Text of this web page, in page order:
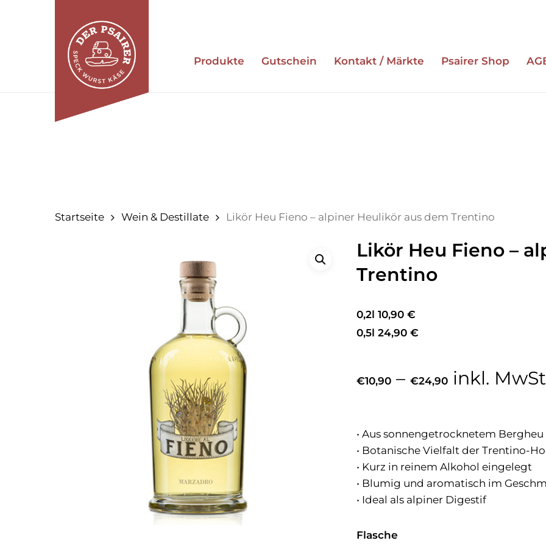
Zum Suchen Eingabetaste drücken oder ESC zum Schließen
Produkte Gutschein Kontakt / Märkte Psairer Shop
Startseite Wein & Destillate Likör Heu Fieno – alpiner Heulikör aus dem Trentino
Likör Heu Fieno –
Trentino
0,2l 10,90 €
0,5l 24,90 €
€10,90 – €24,90
€24,90
inkl.
• Aus sonnengetrocknetem Bergheu
• Botanische Vielfalt der Trentino-
• Kurz in reinem Alkohol eingelegt
• Blumig und aromatisch im
• Ideal als alpiner Digestif
Flasche